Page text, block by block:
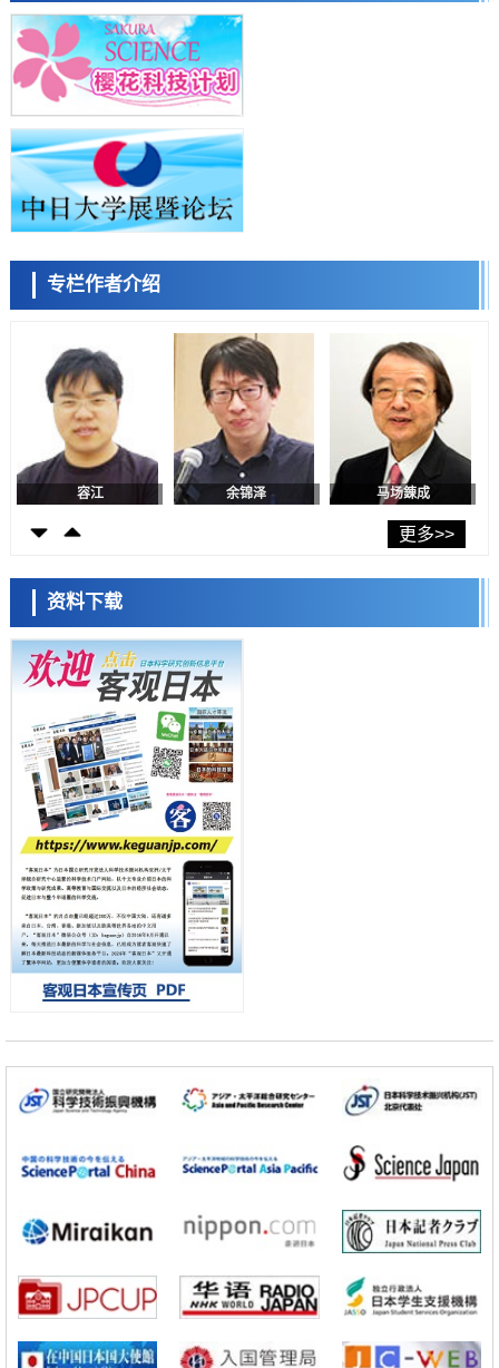
政策
日本修订首都直下型地震紧急对策：目标为死亡人数至少减半，重点强
化火灾防控
科学研究
福井大学发现细胞记忆过往并抑制反应的机制，阐明即便DNA相同反应
迥异之谜
科学研究
神户大学确认口服癌症疫苗B440单药给药的安全性，在转移性尿路上皮
癌患者中开展临床试验
政策
日本发布《令和8年版科学技术与创新白皮书》，解读第七期基本计划
科学研究
东京大学发现可诱导细胞死亡的新型信使物质
东京都健康长寿医疗中心跨器官揭示衰老过程中的糖链变化
科学研究
产总研无需石油利用松脂制备石墨前驱体，可作为电池电极材料
科学研究
东京大学和海上保安厅等发现南海海槽沿线板块边界锁定状态存在区域
政策
日本第2次医疗研究开发调整费，根据一线实际情况和需求分配99.3亿
千叶大学鉴定出导致难治性疾病“肺高血压症”恶化的蛋白质“MYL9/12”，
会引发血管结构恶化
科学研究
京都大学高效生成光的构成单元“光子”，可应用于量子计算机
科学研究
用数理模型诠释慢性荨麻疹的发病机理，借助数学的力量实现个体化最
佳治疗
科学研究
【JST事业成果】发现室温下工作的交替磁体
科学研究
夜景也能清晰呈现在纸上——日本“铁路摄影迷”教授研发新技术
科学研究
【JST事业成果】开发低成本与低功耗的新型AI处理器
政策
日本科研费增设国际共同研究强化新类别，促进青年研究人员赴海外开
展研究
经济・社会
能力与生产力
科学研究
该基因的必要性因菌株而异
经济・社会
科学研究
【JST事业成果】开发低成本与低功耗的新型AI处理器
政策
日本科研费增设国际共同研究强化新类别，促进青年研究人员赴海外开
经济・社会
专栏作者介绍
小岩井忠道
陈小牧 李鸥 安宁
容江 余锦泽 马场錬成
日本科学未来馆 科学交
流员
小岩井忠道 泷川 进
更多>>
资料下载